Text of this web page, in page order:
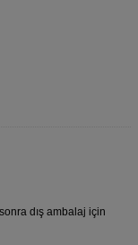
dış ambalaj için